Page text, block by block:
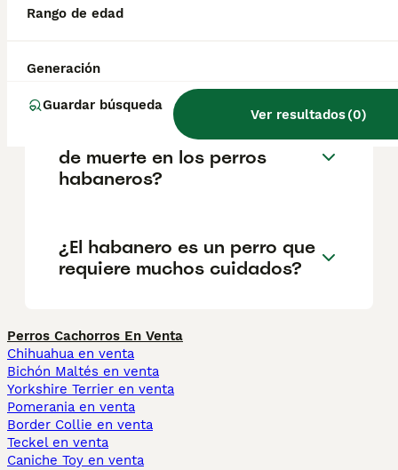
Rango de edad
Generación
Guardar búsqueda
Ver resultados(0)
perros de raza Habanera?
¿Cuál es la principal causa
de muerte en los perros
habaneros?
¿El habanero es un perro que
requiere muchos cuidados?
Perros Cachorros En Venta
Chihuahua en venta
Bichón Maltés en venta
Yorkshire Terrier en venta
Pomerania en venta
Border Collie en venta
Teckel en venta
Caniche Toy en venta